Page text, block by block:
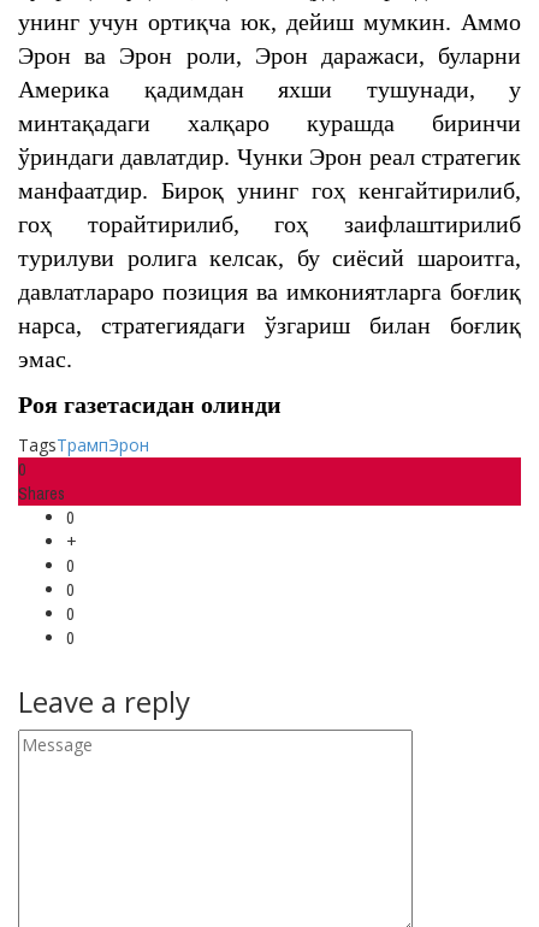
унинг учун ортиқча юк, дейиш мумкин. Аммо
Эрон ва Эрон роли, Эрон даражаси, буларни
Америка қадимдан яхши тушунади, у
минтақадаги халқаро курашда биринчи
ўриндаги давлатдир. Чунки Эрон реал стратегик
манфаатдир. Бироқ унинг гоҳ кенгайтирилиб,
гоҳ торайтирилиб, гоҳ заифлаштирилиб
турилуви ролига келсак, бу сиёсий шароитга,
давлатлараро позиция ва имкониятларга боғлиқ
нарса, стратегиядаги ўзгариш билан боғлиқ
эмас.
Роя газетасидан олинди
TagsТрампЭрон
0
Shares
0
+
0
0
0
0
Leave a reply